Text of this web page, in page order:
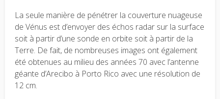
La seule manière de pénétrer la couverture nuageuse
de Vénus est d’envoyer des échos radar sur la surface
soit à partir d’une sonde en orbite soit à partir de la
Terre. De fait, de nombreuses images ont également
été obtenues au milieu des années 70 avec l’antenne
géante d’Arecibo à Porto Rico avec une résolution de
12 cm.